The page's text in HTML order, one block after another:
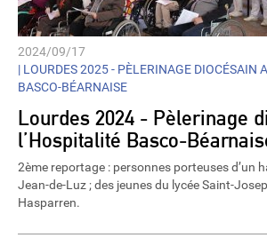
2024/09/17
| LOURDES 2025 - PÈLERINAGE DIOCÉSAIN
BASCO-BÉARNAISE
Lourdes 2024 - Pèlerinage
l’Hospitalité Basco-
2ème reportage : personnes porteuses d’un
Jean-de-Luz ; des jeunes du lycée Saint-
Hasparren.